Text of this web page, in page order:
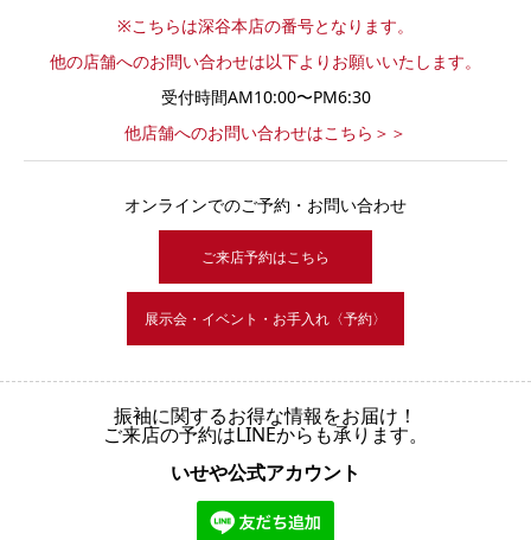
※こちらは深谷本店の番号となります。
他の店舗へのお問い合わせは以下よりお願いいたします。
受付時間AM10:00〜PM6:30
他店舗へのお問い合わせはこちら＞＞
オンラインでのご予約・お問い合わせ
ご来店予約はこちら
展示会・イベント・お手入れ〈予約〉
振袖に関するお得な情報をお届け！
ご来店の予約はLINEからも承ります。
いせや公式アカウント